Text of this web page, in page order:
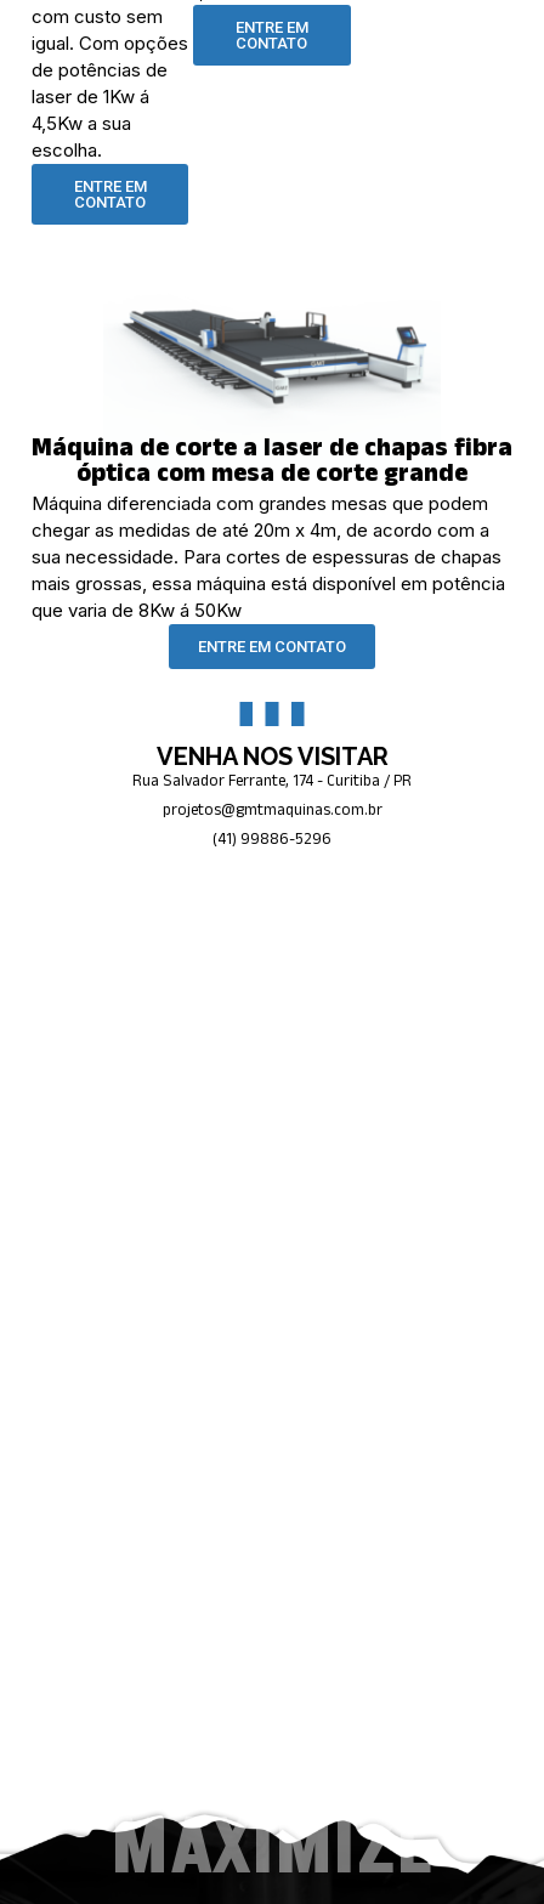
com custo sem
igual. Com opções
de potências de
laser de 1Kw á
4,5Kw a sua
escolha.
ENTRE EM
CONTATO
ENTRE EM
CONTATO
Máquina de corte a laser de chapas fibra
óptica com mesa de corte grande
Máquina diferenciada com grandes mesas que podem
chegar as medidas de até 20m x 4m, de acordo com a
sua necessidade. Para cortes de espessuras de chapas
mais grossas, essa máquina está disponível em potência
que varia de 8Kw á 50Kw
ENTRE EM CONTATO
VENHA NOS VISITAR
Rua Salvador Ferrante, 174 - Curitiba / PR
projetos@gmtmaquinas.com.br
(41) 99886-5296
MAXIMIZE